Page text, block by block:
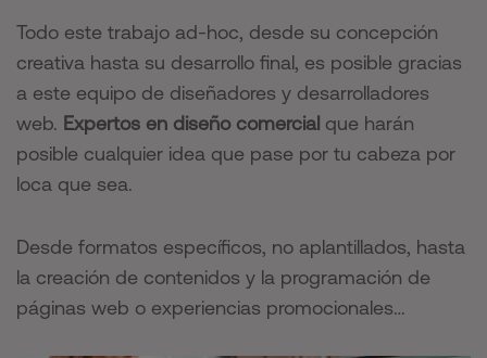
Todo este trabajo ad-hoc, desde su concepción
creativa hasta su desarrollo final, es posible gracias
a este equipo de diseñadores y desarrolladores
web. Expertos en diseño comercial que harán
posible cualquier idea que pase por tu cabeza por
loca que sea.
Desde formatos específicos, no aplantillados, hasta
la creación de contenidos y la programación de
páginas web o experiencias promocionales…